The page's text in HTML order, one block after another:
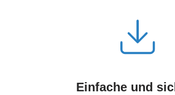
Einfache und